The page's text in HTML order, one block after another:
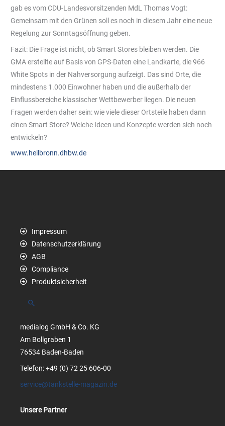
gab es vom CDU-Landesvorsitzenden MdL Thomas Vogt:
Gemeinsam mit den Grünen soll es noch in diesem Jahr eine neue
Regelung zur Sonntagsöffnung geben.
Fazit: Die Frage ist nicht, ob Smart Stores bleiben werden. Die
GMA erstellte auf Basis von GPS-Daten eine Landkarte, die 966
White Spots in der Nahversorgung aufzeigt. Das sind Orte, die
mindestens 1.000 Einwohner haben und die außerhalb der
Einflussbereiche klassischer Wettbewerber liegen. Die neuen
Fragen werden daher sein: wie viele dieser Ortsteile haben dann
einen Smart Store? Welche Ideen und Konzepte werden sich noch
entwickeln?
www.heilbronn.dhbw.de
Impressum
Datenschutzerklärung
AGB
Compliance
Produktsicherheit
Suchen
medialog GmbH & Co. KG
Am Bollgraben 1
76534 Baden-Baden
Telefon: +49 (0) 72 25 606-00
service@tankstelle-magazin.de
Unsere Partner